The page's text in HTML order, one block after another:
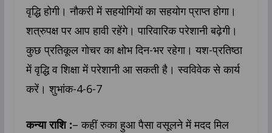
वृद्धि होगी। नौकरी में सहयोगियों का सहयोग प्राप्त होगा।
शत्रुपक्ष पर आप हावी रहेंगे। पारिवारिक परेशानी बढ़ेगी।
कुछ प्रतिकूल गोचर का क्षोभ दिन-भर रहेगा। यश-प्रतिष्ठा
में वृद्धि व शिक्षा में परेशानी आ सकती है। स्वविवेक से कार्य
करें। शुभांक-4-6-7
कन्या राशि :– कहीं रुका हुआ पैसा वसूलने में मदद मिल